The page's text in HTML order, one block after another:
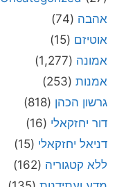
אהבה (74)
אוטיזם (15)
אמונה (1,277)
אמנות (253)
גרשון הכהן (818)
דור יחזקאלי (16)
דניאל יחזקאלי (15)
ללא קטגוריה (162)